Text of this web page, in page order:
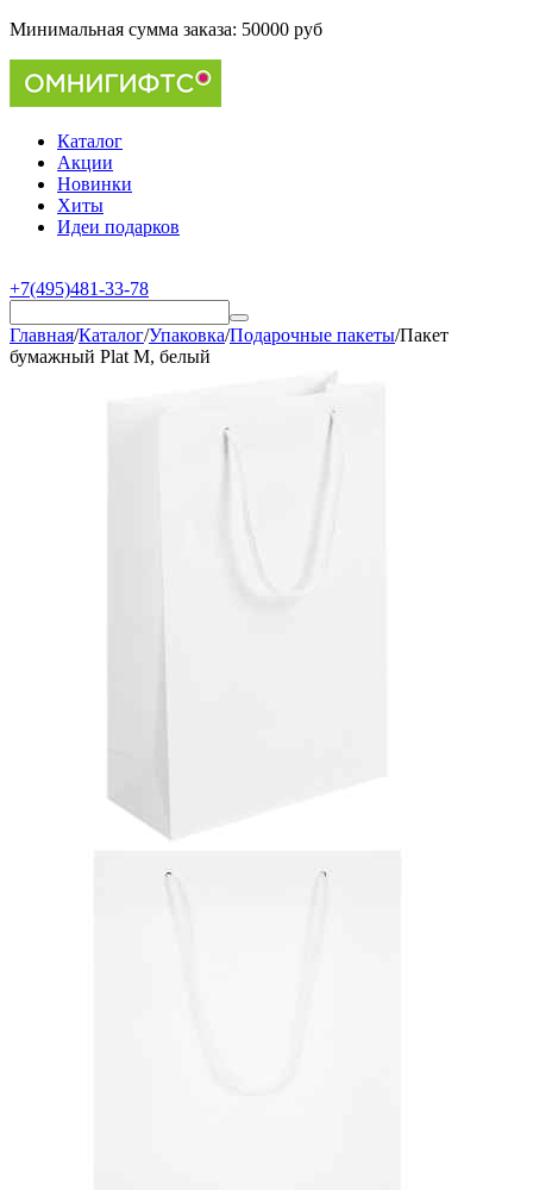
Минимальная сумма заказа: 50000 руб
Каталог
Акции
Новинки
Хиты
Идеи подарков
+7(495)481-33-78
Главная/Каталог/Упаковка/Подарочные пакеты/Пакет
бумажный Plat M, белый